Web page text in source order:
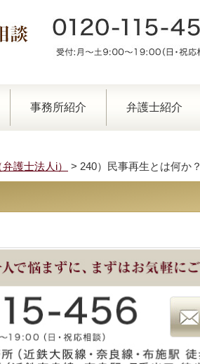
事務所紹介 弁護士紹介
護士法人i） > 240）民事再生とは何か？